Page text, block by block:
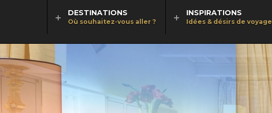
DESTINATIONS
Où souhaitez-vous aller ?
INSPIRATIONS
Idées & désirs de voyage